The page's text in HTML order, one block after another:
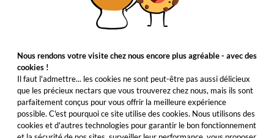
Tous les détails du produit
Nous rendons votre visite chez nous encore plus agréable - avec des
cookies !
Il faut l'admettre... les cookies ne sont peut-être pas aussi délicieux
que les précieux nectars que vous trouverez chez nous, mais ils sont
parfaitement conçus pour vous offrir la meilleure expérience
possible. C'est pourquoi ce site utilise des cookies. Nous utilisons des
cookies et d'autres technologies pour garantir le bon fonctionnement